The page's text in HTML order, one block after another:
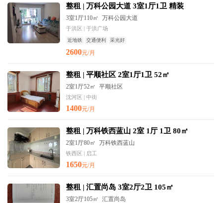
整租 | 万科公园大道 3室1厅1卫 精装
3室1厅110㎡ 万科公园大道
于洪区 | 于洪广场
近地铁 交通便利 采光好
2600元/月
整租 | 平顺社区 2室1厅1卫 52㎡
2室1厅52㎡ 平顺社区
沈河区 | 中街
1400元/月
整租 | 万科铁西蓝山 2室 1厅 1卫 80㎡
2室1厅80㎡ 万科铁西蓝山
铁西区 | 启工
1650元/月
整租 | 汇置尚岛 3室2厅2卫 105㎡
3室2厅105㎡ 汇置尚岛